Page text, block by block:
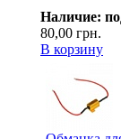
Наличие:
80,00 грн.
В корзину